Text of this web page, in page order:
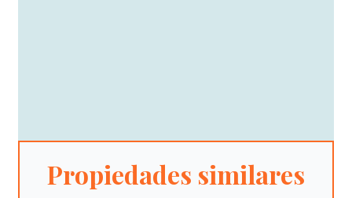
Propiedades similares